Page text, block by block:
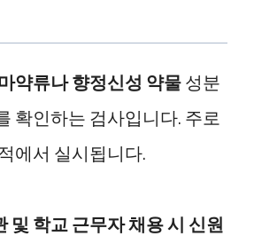
약류나 향정신성 약물성분
확인하는 검사입니다. 주로
에서 실시됩니다.
및 학교 근무자 채용 시 신원